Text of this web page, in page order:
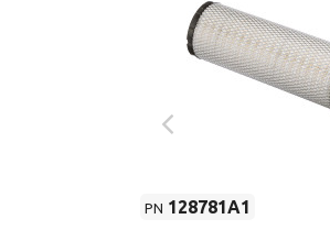
PN 128781A1